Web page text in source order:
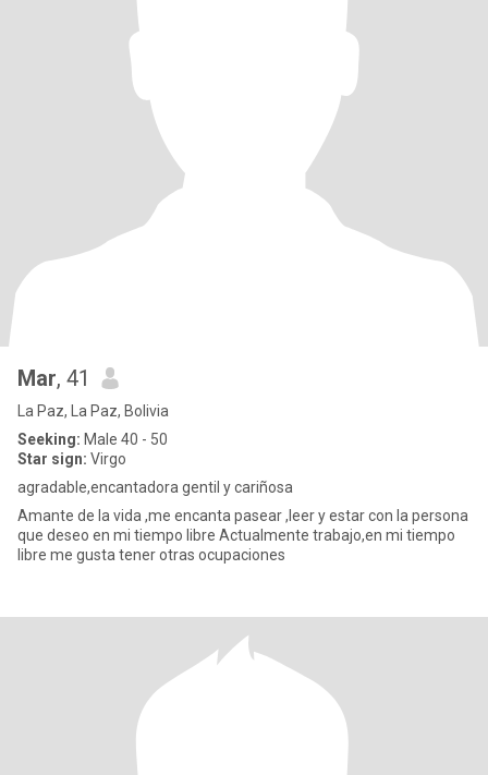
Mar, 41
La Paz, La Paz, Bolivia
Seeking: Male 40 - 50
Star sign: Virgo
agradable,encantadora gentil y cariñosa
Amante de la vida ,me encanta pasear ,leer y estar con la persona
que deseo en mi tiempo libre Actualmente trabajo,en mi tiempo
libre me gusta tener otras ocupaciones